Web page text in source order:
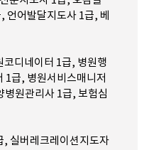
언어발달지도사 1급, 베
코디네이터 1급, 병원행
1급, 병원서비스매니저
원관리사 1급, 보험심
, 실버레크레이션지도자